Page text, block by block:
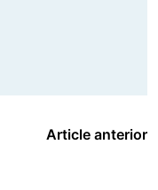
Article anterior